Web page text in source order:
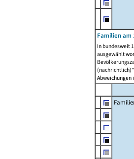
Familien am
In bundesweit
ausgewählt
Abweichungen